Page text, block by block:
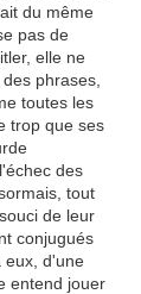
du même
pas de
elle ne
phrases,
toutes les
trop que ses
des
tout
de leur
conjugués
eux, d'une
entend jouer